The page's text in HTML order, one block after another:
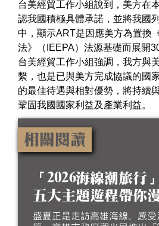
台美經貿工作小組說到，美方在
認我國積極具體承諾，並將我國
中，顯示ART是因應美方為置換
法》（IEEPA）法源基礎而展開
台美經貿工作小組強調，我方與
繫，也是已與美方完成協議的國
的最佳待遇與相對優勢，將持續
鞏固我國國家利益及產業利益。
相關閱讀
「2026海線潮旅行
五大主題遊程帶你
盛夏正是走訪高雄海線、感